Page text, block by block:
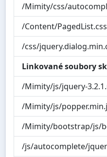
/Mimity/css/
/Content/PagedList.css
/css/
Linkované soubory
/Mimity/js/jquery-
/Mimity/js/
/Mimity/bootstrap/js/
/js/autocomplete/